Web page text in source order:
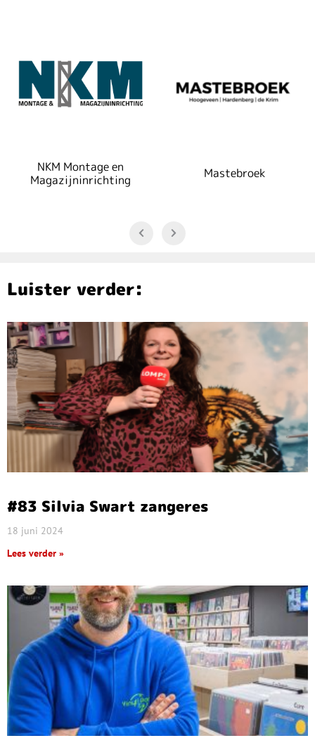
NKM Montage en
Magazijninrichting
Mastebroek
Luister verder:
#83 Silvia Swart zangeres
18 juni 2024
Lees verder »